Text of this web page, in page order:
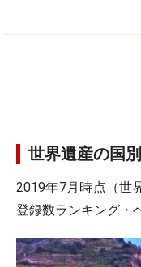
世界遺産の国
2019年7月時点（世
登録数ランキング・